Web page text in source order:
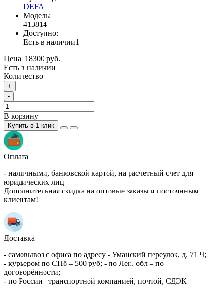
DEFA
Модель:
413814
Доступно:
Есть в наличии1
Цена: 18300 руб.
Есть в наличии
Количество:
+
-
В корзину
Купить в 1 клик
Оплата
- наличными, банковской картой, на расчетный счет для
юридических лиц
Дополнительная скидка на оптовые заказы и постоянным
клиентам!
Доставка
- самовывоз с офиса по адресу - Уманский переулок, д. 71 Ч;
- курьером по СПб – 500 руб; - по Лен. обл – по
договорённости;
- по России– транспортной компанией, почтой, СДЭК